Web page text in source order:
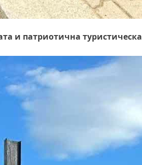
и патриотична туристическа